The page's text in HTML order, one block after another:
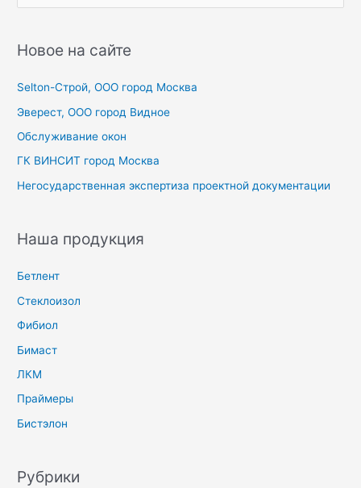
с
:
Новое на сайте
Selton-Строй, OOO город Москва
Эверест, ООО город Видное
Обслуживание окон
ГК ВИНСИТ город Москва
Негосударственная экспертиза проектной документации
Наша продукция
Бетлент
Стеклоизол
Фибиол
Бимаст
ЛКМ
Праймеры
Бистэлон
Рубрики